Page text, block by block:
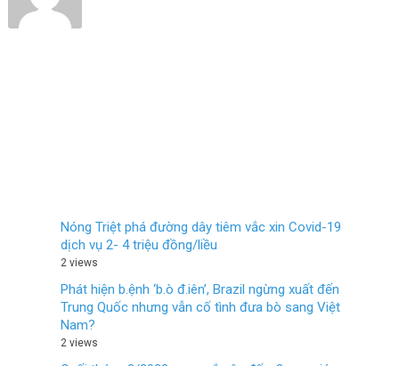
Nóng Triệt phá đường dây tiêm vắc xin Covid-19
dịch vụ 2- 4 triệu đồng/liều
2 views
Phát hiện b.ệnh ‘b.ò đ.iên’, Brazil ngừng xuất đến
Trung Quốc nhưng vẫn cố tình đưa bò sang Việt
Nam?
2 views